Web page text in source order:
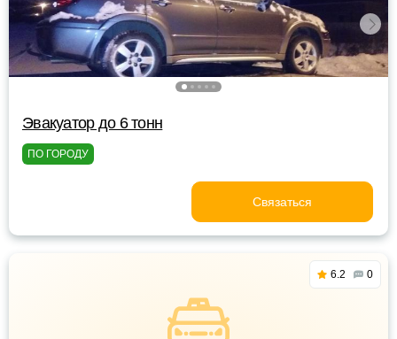
Эвакуатор до 6 тонн
ПО ГОРОДУ
Связаться
6.2 0